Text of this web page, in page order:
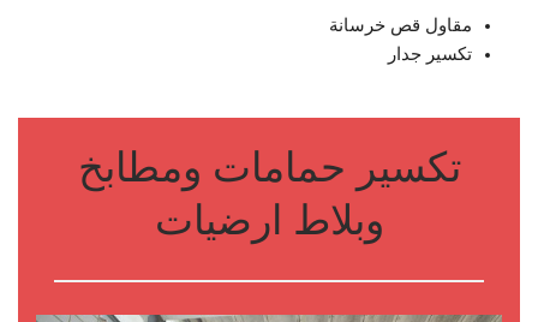
مقاول قص خرسانة
تكسير جدار
تكسير حمامات ومطابخ
وبلاط ارضيات